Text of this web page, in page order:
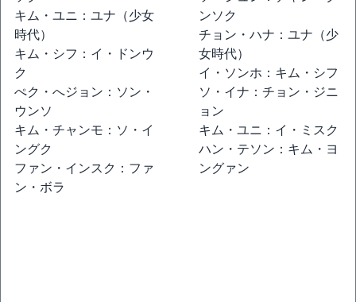
キム・ユニ：ユナ（少女
時代）
キム・シフ：イ・ドンウ
ク
ぺク・へジョン：ソン・
ウンソ
キム・チャンモ：ソ・イ
ングク
ファン・インスク：ファ
ン・ボラ
ンソク
チョン・ハナ：ユナ（少
女時代）
イ・ソンホ：キム・シフ
ソ・イナ：チョン・ジニ
ョン
キム・ユニ：イ・ミスク
ハン・テソン：キム・ヨ
ングァン